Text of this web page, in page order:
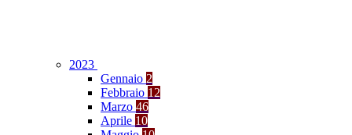
2023
Gennaio 2
Febbraio 12
Marzo 46
Aprile 10